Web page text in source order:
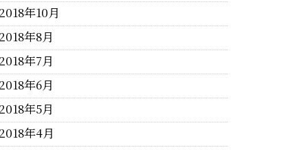
年10月
年8月
年7月
年6月
年5月
年4月